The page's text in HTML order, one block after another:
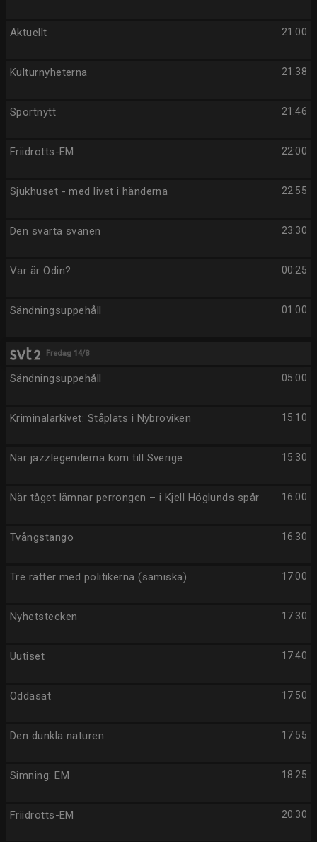
21:00
Aktuellt
21:38
Kulturnyheterna
21:46
Sportnytt
22:00
Friidrotts-EM
22:55
Sjukhuset - med livet i händerna
23:30
Den svarta svanen
00:25
Var är Odin?
01:00
Sändningsuppehåll
Fredag 14/8
05:00
Sändningsuppehåll
15:10
Kriminalarkivet: Ståplats i Nybroviken
15:30
När jazzlegenderna kom till Sverige
16:00
När tåget lämnar perrongen – i Kjell Höglunds spår
16:30
Tvångstango
17:00
Tre rätter med politikerna (samiska)
17:30
Nyhetstecken
17:40
Uutiset
17:50
Oddasat
17:55
Den dunkla naturen
18:25
Simning: EM
20:30
Friidrotts-EM